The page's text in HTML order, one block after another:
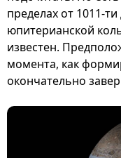
пределах от 1011-
юпитерианской
известен.
момента, как
окончательно